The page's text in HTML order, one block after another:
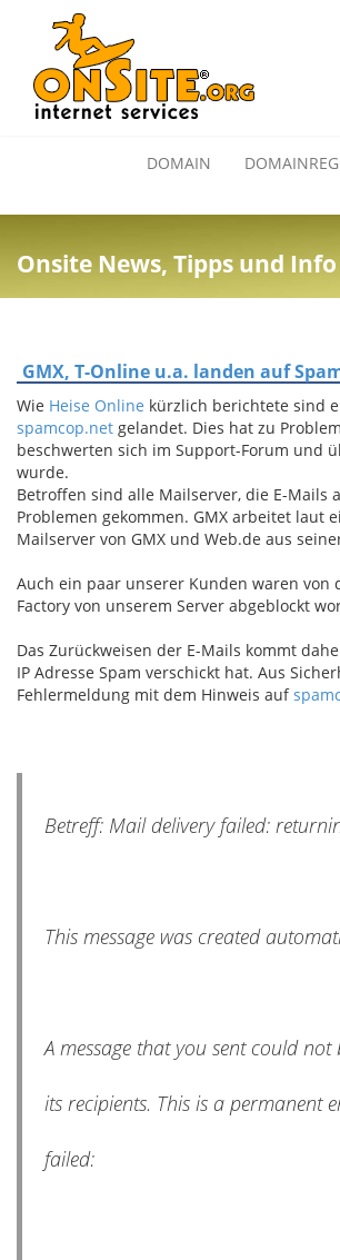
DOMAIN
Onsite News, Tipps und
GMX, T-Online u.a. landen auf
Wie Heise Online kürzlich berichtete sind
spamcop.net gelandet. Dies hat zu
beschwerten sich im Support-Forum und
wurde.
Betroffen sind alle Mailserver, die E-Mails
Problemen gekommen. GMX arbeitet laut
Mailserver von GMX und Web.de aus
Auch ein paar unserer Kunden waren von
Factory von unserem Server abgeblockt
Das Zurückweisen der E-Mails kommt
IP Adresse Spam verschickt hat. Aus
Fehlermeldung mit dem Hinweis auf
Betreff: Mail delivery failed:
This message was created
A message that you sent could
its recipients. This is a permanent
failed: